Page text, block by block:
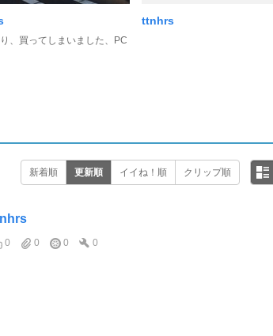
、買ってしまいました、PC
ttnhrs
新着順 更新順 イイね！順 クリップ順
0 0 0 0